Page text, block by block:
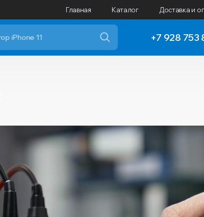
Главная Каталог Доставка и
+7 928 753